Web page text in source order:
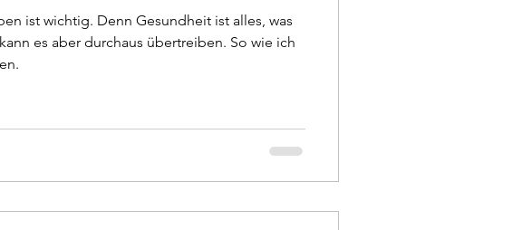
ist wichtig. Denn Gesundheit ist alles, was
es aber durchaus übertreiben. So wie ich